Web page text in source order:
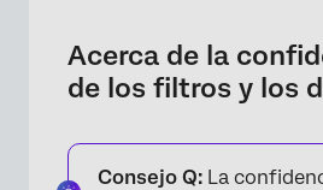
Habilitar una mayor
Acerca de la
de los filtros y los
Consejo Q: La